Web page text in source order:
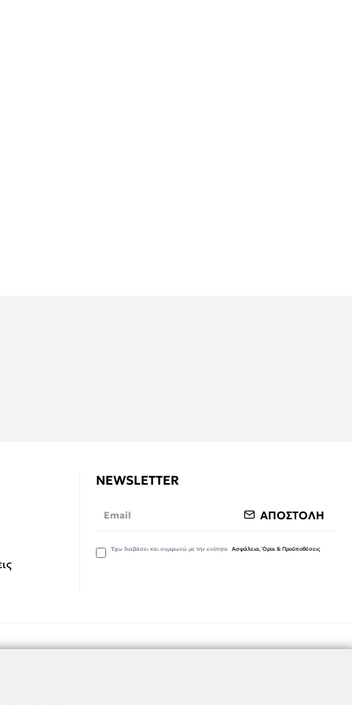
NEWSLETTER
ΑΠΟΣΤΟΛΗ
Έχω διαβάσει και συμφωνώ με την ενότητα Ασφάλεια, Όροι & Προϋποθέσεις